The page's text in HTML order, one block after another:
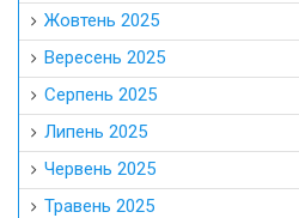
Жовтень 2025
Вересень 2025
Серпень 2025
Липень 2025
Червень 2025
Травень 2025